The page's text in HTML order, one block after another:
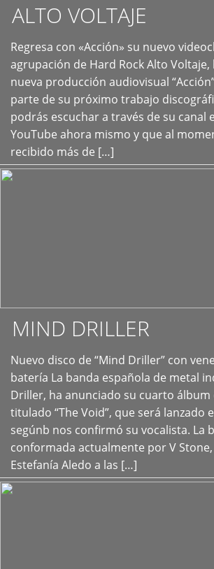
ALTO VOLTAJE
Regresa con «Acción» su nuevo
agrupación de Hard Rock Alto Voltaje,
nueva producción audiovisual
parte de su próximo trabajo
podrás escuchar a través de su canal
YouTube ahora mismo y que al
recibido más de […]
+
MIND DRILLER
Nuevo disco de “Mind Driller” con
batería La banda española de metal
Driller, ha anunciado su cuarto álbum
titulado “The Void”, que será lanzado
segúnb nos confirmó su vocalista. La
conformada actualmente por V Stone,
Estefanía Aledo a las […]
+